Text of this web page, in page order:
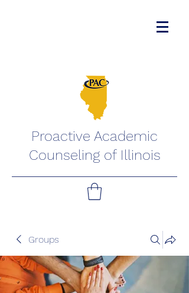
Proactive Academic
Counseling of Illinois
Groups